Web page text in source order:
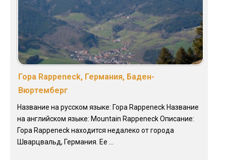
Гора Rappeneck, Германия, Баден-
Вюртемберг
Название на русском языке: Гора Rappeneck Название
на английском языке: Mountain Rappeneck Описание:
Гора Rappeneck находится недалеко от города
Шварцвальд, Германия. Ее ...